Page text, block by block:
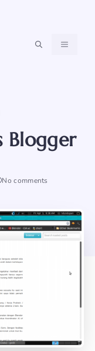
MENU
Blogger
No comments